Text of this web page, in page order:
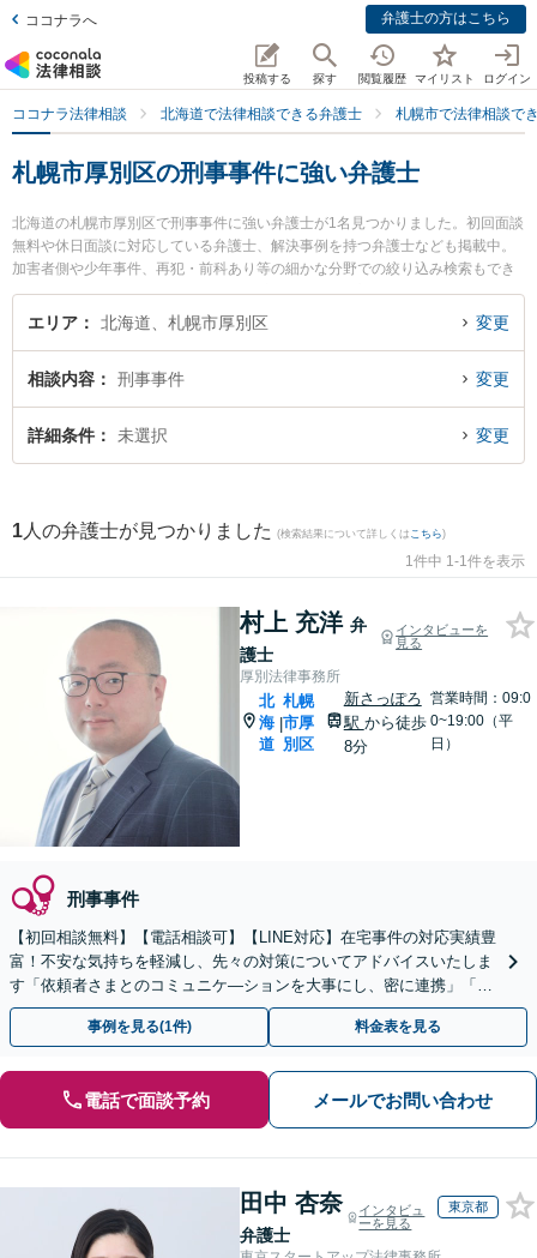
ココナラへ 弁護士の方はこちら
投稿する 探す 閲覧履歴 マイリスト ログイン
ココナラ法律相談 北海道で法律相談できる弁護士 札幌市で法律相談で
札幌市厚別区の刑事事件に強い弁護士
北海道の札幌市厚別区で刑事事件に強い弁護士が1名見つかりました。初回面談
無料や休日面談に対応している弁護士、解決事例を持つ弁護士なども掲載中。
加害者側や少年事件、再犯・前科あり等の細かな分野での絞り込み検索もでき
便利です。特に厚別法律事務所の村上 充洋弁護士のプロフィール情報や弁護士
費用、強みなどが注目されています。『札幌市厚別区で土日や夜間に発生した
相談できる札幌市厚別区内の弁護士に相談予約したい』などでお困りの相談者
さんにおすすめです。
エリア 北海道、札幌市厚別区 変更
相談内容 刑事事件 変更
詳細条件 未選択 変更
1 人の弁護士が見つかりました (検索結果について詳しくは こちら)
1件中 1-1件を表示
村上 充洋 弁
護士
インタビューを
見る
厚別法律事務所
北
海
道
|
札幌
市厚
別区
新さっぽろ
駅 から徒歩
8分
営業時間：09:0
0~19:00（平
日）
刑事事件
【初回相談無料】【電話相談可】【LINE対応】在宅事件の対応実績豊
富！不安な気持ちを軽減し、先々の対策についてアドバイスいたしま
す「依頼者さまとのコミュニケ―ションを大事にし、密に連携」「示
談交渉はすべて窓口になり対応」【休日・夜間相談可】
事例を見る(1件) 料金表を見る
電話で面談予約 メールでお問い合わせ
田中 杏奈
弁護士
インタビュ
ーを見る
東京都